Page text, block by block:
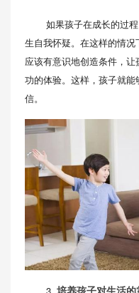
如果孩子在成长的过
生自我怀疑。在这样的情
应该有意识地创造条件，
功的体验。这样，孩子就
信。